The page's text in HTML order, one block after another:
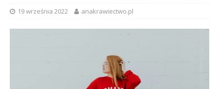
19 września 2022 anakrawiectwo.pl